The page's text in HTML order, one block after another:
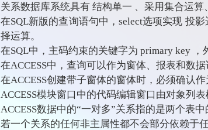
关系数据库系统具有 结构单一 、采用集合运算
在SQL新版的查询语句中，select选项实现 投
择运算。
在SQL中，主码约束的关键字为 primary key
在ACCESS中，查询可以作为窗体、报表和数据
在ACCESS创建带子窗体的窗体时，必须确认
ACCESS模块窗口中的代码编辑窗口由对象列
ACCESS数据中的“一对多”关系指的是两个表
若一个关系的任何非主属性都不会部分依赖于